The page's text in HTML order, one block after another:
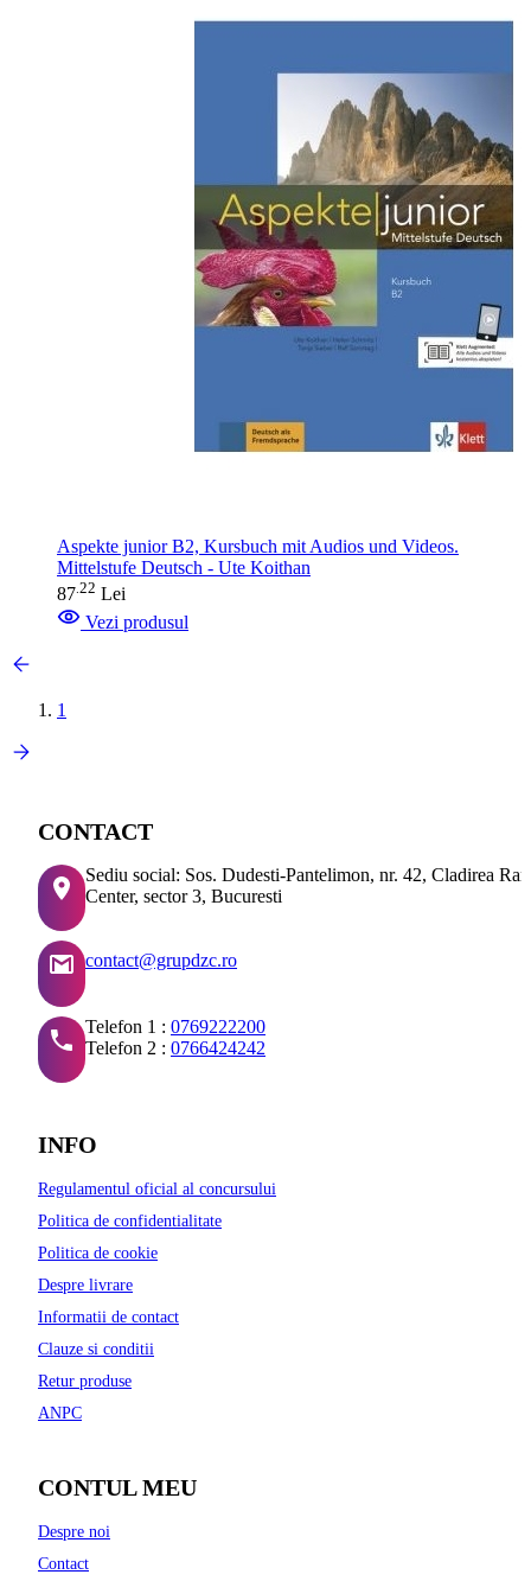
Aspekte junior B2, Kursbuch mit Audios und Videos.
Mittelstufe Deutsch - Ute Koithan
87 22 Lei
Vezi produsul
1
CONTACT
Sediu social: Sos. Dudesti-Pantelimon, nr. 42, Cladirea
Center, sector 3, Bucuresti
contact@grupdzc.ro
Telefon 1 : 0769222200
Telefon 2 : 0766424242
INFO
Regulamentul oficial al concursului
Politica de confidentialitate
Politica de cookie
Despre livrare
Informatii de contact
Clauze si conditii
Retur produse
ANPC
CONTUL MEU
Despre noi
Contact